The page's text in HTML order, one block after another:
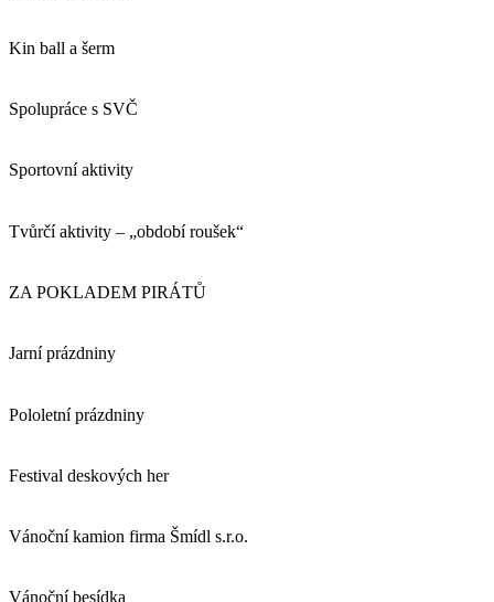
Kin ball a šerm
Spolupráce s SVČ
Sportovní aktivity
Tvůrčí aktivity – „období roušek“
ZA POKLADEM PIRÁTŮ
Jarní prázdniny
Pololetní prázdniny
Festival deskových her
Vánoční kamion firma Šmídl s.r.o.
Vánoční besídka